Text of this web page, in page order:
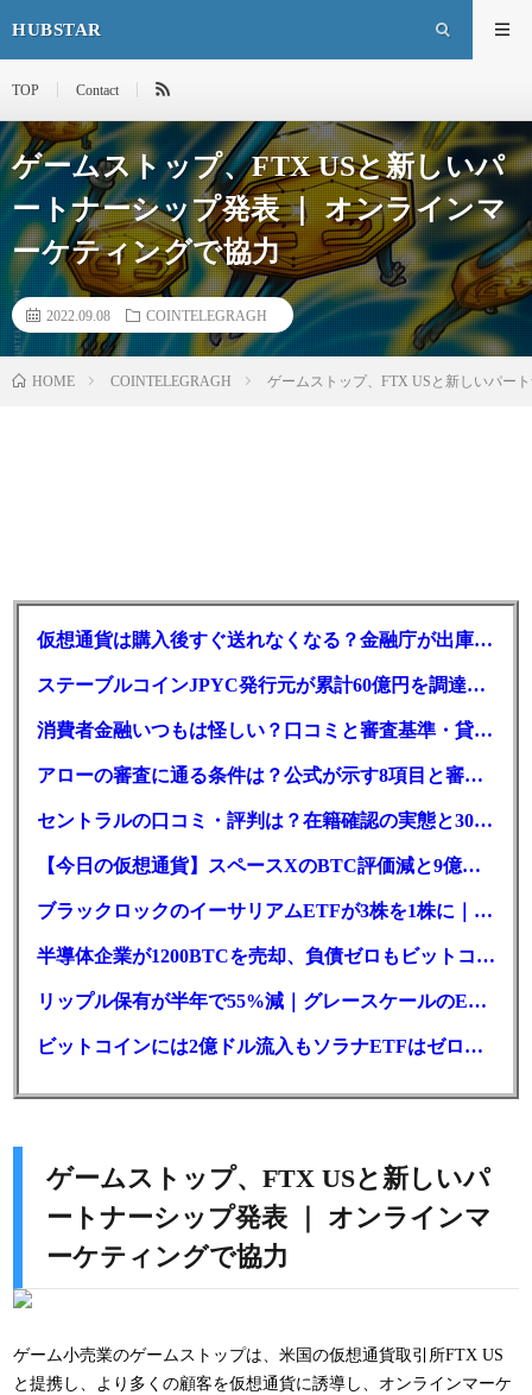
HUBSTAR
TOP Contact
ゲームストップ、FTX USと新しいパ
ートナーシップ発表 ｜ オンラインマ
ーケティングで協力
2022.09.08 COINTELEGRAGH
HOME COINTELEGRAGH ゲームストップ、FTX USと新しいパー
仮想通貨は購入後すぐ送れなくなる？金融庁が出庫制限を要請
ステーブルコインJPYC発行元が累計60億円を調達、物流大手も出資参画
消費者金融いつもは怪しい？口コミと審査基準・貸付条件を調査
アローの審査に通る条件は？公式が示す8項目と審査時間
セントラルの口コミ・評判は？在籍確認の実態と30日金利0円の落とし穴
【今日の仮想通貨】スペースXのBTC評価減と9億株の解禁。208億円相当のBTCが盗難
ブラックロックのイーサリアムETFが3株を1株に｜年初来37%安
半導体企業が1200BTCを売却、負債ゼロもビットコイン戦略は後退
リップル保有が半年で55%減｜グレースケールのETF、純資産1.6億ドル減
ビットコインには2億ドル流入もソラナETFはゼロ｜5営業日連続で停止
ゲームストップ、FTX USと新しいパ
ートナーシップ発表 ｜ オンラインマ
ーケティングで協力
ゲーム小売業のゲームストップは、米国の仮想通貨取引所FTX US
と提携し、より多くの顧客を仮想通貨に誘導し、オンラインマーケ